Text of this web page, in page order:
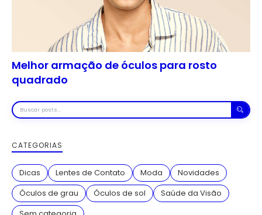
Melhor armação de óculos para rosto
quadrado
Buscar
posts
CATEGORIAS
Dicas Lentes de Contato Moda
Novidades
Óculos de grau
Óculos de sol
Saúde da Visão